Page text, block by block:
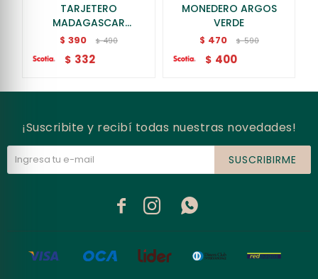
TARJETERO
MADAGASCAR
CHOCOLATE
$ 390 $ 490
$ 332
MONEDERO ARGOS
VERDE
$ 470 $ 590
$ 400
¡Suscribite y recibí todas nuestras novedades!
SUSCRIBIRME
  